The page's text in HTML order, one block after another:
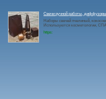
Свечи ручной работы, диффузоры
Наборы свечей пчелиный,
Используются косметологии,
https: